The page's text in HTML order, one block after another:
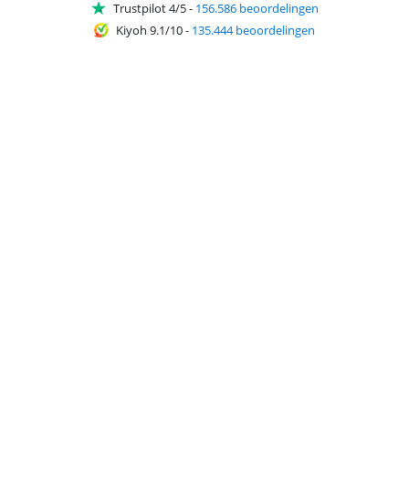
Trustpilot 4/5- 156.586 beoordelingen
Kiyoh 9.1/10- 135.444 beoordelingen